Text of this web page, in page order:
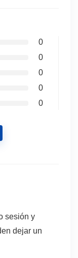
0
0
0
0
0
sesión y
dejar un